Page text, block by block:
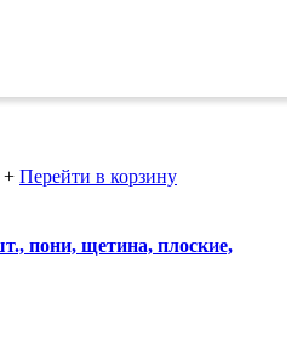
+ Перейти в корзину
пони, щетина, плоские,